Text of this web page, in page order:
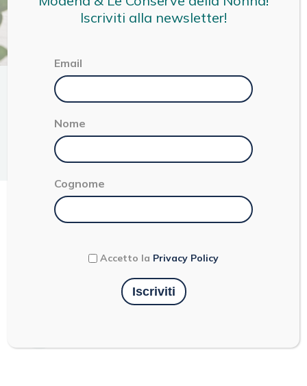
4 persone
preparazione
cottura
FAGOTTINI DI SFOGLIA
Iscriviti alla newsletter!
Email
Nome
Cognome
Accetto la Privacy Policy